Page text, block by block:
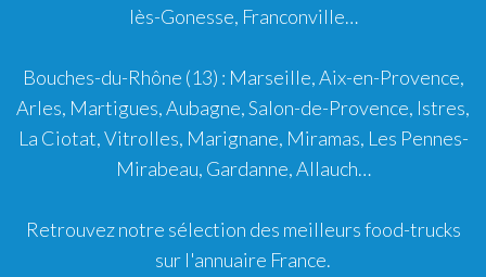
lès-Gonesse, Franconville…
Bouches-du-Rhône (13) : Marseille,Aix-en-Provence,
Arles, Martigues,Aubagne,Salon-de-Provence, Istres,
La Ciotat,Vitrolles, Marignane, Miramas, Les Pennes-
Mirabeau, Gardanne,Allauch…
Retrouvez notre sélection des meilleurs food-trucks
sur l'annuaire France.